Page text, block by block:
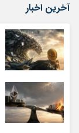
آخرین اخبار